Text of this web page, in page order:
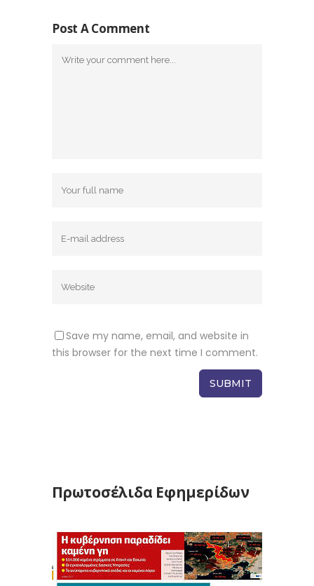
Post A Comment
Save my name, email, and website in
this browser for the next time I comment.
Πρωτοσέλιδα Εφημερίδων